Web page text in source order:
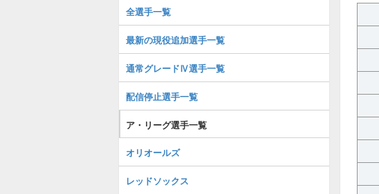
全選手一覧
最新の現役追加選手一覧
通常グレードⅣ選手一覧
配信停止選手一覧
ア・リーグ選手一覧
オリオールズ
レッドソックス